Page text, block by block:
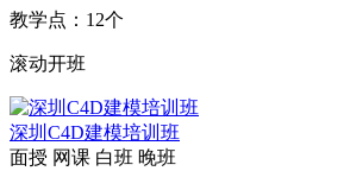
教学点： 12个
滚动开班
深圳C4D建模培训班
面授 网课 白班 晚班